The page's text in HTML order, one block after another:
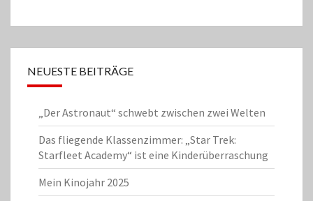
NEUESTE BEITRÄGE
„Der Astronaut“ schwebt zwischen zwei Welten
Das fliegende Klassenzimmer: „Star Trek:
Starfleet Academy“ ist eine Kinderüberraschung
Mein Kinojahr 2025